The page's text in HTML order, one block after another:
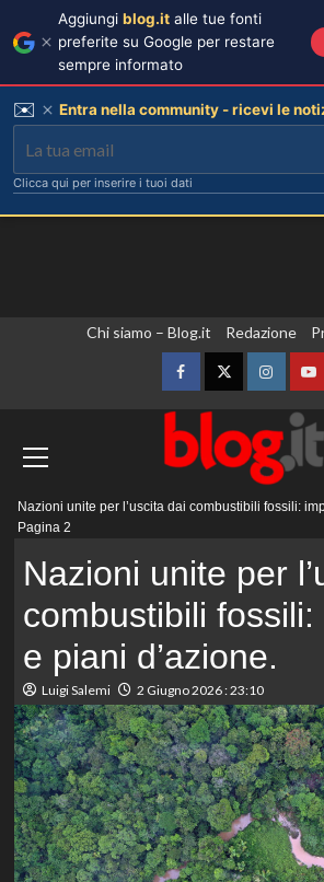
Chi siamo – Blog.it Redazione
FacebookTwitter
principale
Nazioni unite per l’uscita dai combustibili fossili:
Pagina 2
Nazioni unite per
combustibili fossili:
e piani d’azione.
Luigi Salemi 2 Giugno 2026 : 23:10
Aggiungi blog.it alle tue fonti
preferite su Google per restare
sempre informato
✉️ Entra nella community - ricevi le
Clicca qui per inserire i tuoi dati